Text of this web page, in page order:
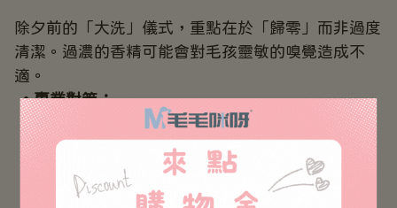
除夕前的「大洗」儀式，重點在於「歸零」而非過度
清潔。過濃的香精可能會對毛孩靈敏的嗅覺造成不
適。
專業對策：
全效護理洗毛慕絲 不同於一般石化界面活性
劑，是以「溫和」為最高原則。
核心亮點：
德國 Dermatest 卓越認證
：榮獲 " Excellently